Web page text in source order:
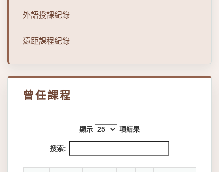
外語授課紀錄
遠距課程紀錄
曾任課程
顯示 項結果
搜索: